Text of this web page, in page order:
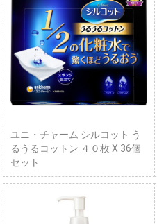
ユニ・チャーム シルコット う
るうるコットン ４０枚 X 36個
セット